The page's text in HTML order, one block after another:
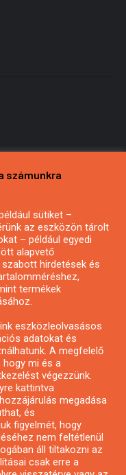
számunkra
sütiket –
az eszközön tárolt
– például egyedi
alapvető
hirdetések és
termékek
eszközleolvasásos
adatokat és
A megfelelő
hogy mi és a
végezzünk.
kattintva
megadása
és
figyelmét, hogy
nem feltétlenül
áll tiltakozni az
csak erre a